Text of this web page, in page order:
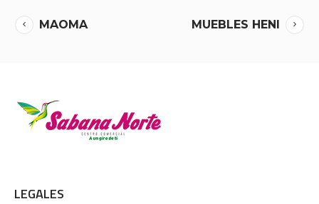
MAOMA MUEBLES HENI
LEGALES